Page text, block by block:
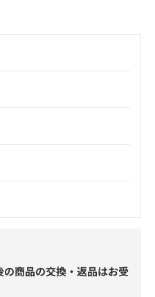
商品の交換・返品はお受